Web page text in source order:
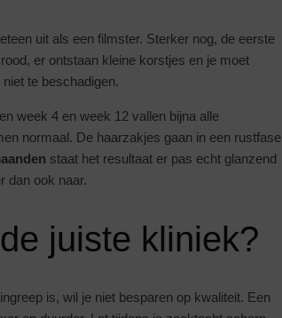
uit als een filmster. Sterker nog, de eerste
er ontstaan kleine korstjes en je moet
te beschadigen.
week 4 en week 12 vallen bijna alle
normaal. De haarzakjes gaan in een rustfase
staat het resultaat er pas echt glanzend
dan ook naar.
juiste kliniek?
is, wil je niet besparen op kwaliteit. Een